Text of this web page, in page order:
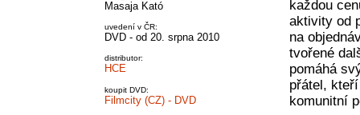
Masaja Kató
uvedení v ČR:
DVD - od 20. srpna 2010
distributor:
HCE
koupit DVD:
Filmcity (CZ) - DVD
každou
aktivity od
na
tvořené
pomáhá
přátel,
komunitní